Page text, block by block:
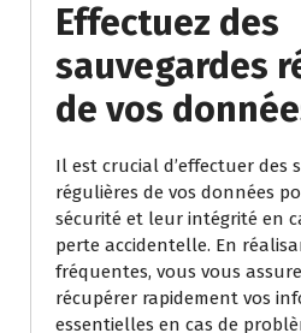
Effectuez des
sauvegardes
de vos
Il est crucial d’effectuer des
régulières de vos données
sécurité et leur intégrité en
perte accidentelle. En
fréquentes, vous vous
récupérer rapidement vos
essentielles en cas de